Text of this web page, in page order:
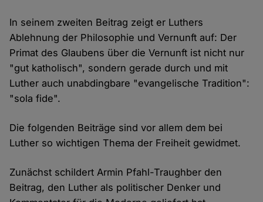
In seinem zweiten Beitrag zeigt er Luthers
Ablehnung der Philosophie und Vernunft auf: Der
Primat des Glaubens über die Vernunft ist nicht nur
"gut katholisch", sondern gerade durch und mit
Luther auch unabdingbare "evangelische Tradition":
"sola fide".
Die folgenden Beiträge sind vor allem dem bei
Luther so wichtigen Thema der Freiheit gewidmet.
Zunächst schildert Armin Pfahl-Traughber den
Beitrag, den Luther als politischer Denker und